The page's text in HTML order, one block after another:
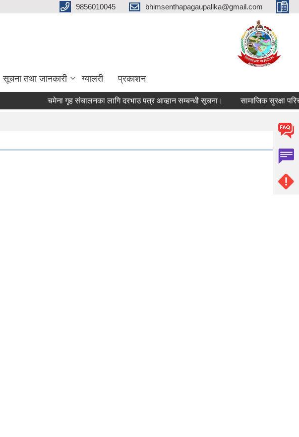
9856010045 bhimsenthapagaupalika@gmail.com
सूचना तथा जानकारी ग्यालरी प्रकाशन
चमेना गृह संचालनका लागि दरभाउ पत्र आव्हान सम्बन्धी सूचना। सामाजिक सुरक्षा